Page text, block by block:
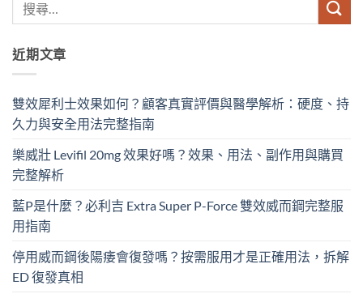
近期文章
雙效犀利士效果如何？顧客真實評價與醫學解析：硬度、持
久力與安全用法完整指南
樂威壯 Levifil 20mg 效果好嗎？效果、用法、副作用與購買
完整解析
藍P是什麼？必利吉 Extra Super P-Force​ 雙效威而鋼完整服
用指南
停用威而鋼後陽痿會復發嗎？按需服用才是正確用法，拆解
ED 復發真相